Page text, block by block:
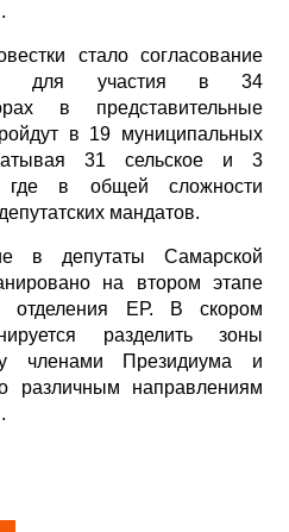
стало согласование
для участия в 34
в представительные
в 19 муниципальных
31 сельское и 3
где в общей сложности
мандатов.
в депутаты Самарской
на втором этапе
отделения ЕР. В скором
разделить зоны
членами Президиума и
различным направлениям